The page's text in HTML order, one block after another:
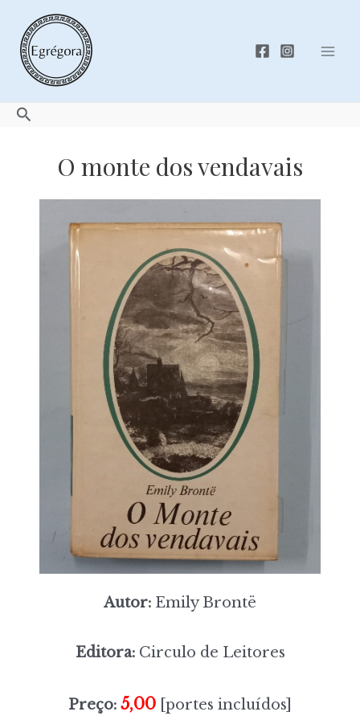
content
Search
O monte dos vendavais
Autor: Emily Brontë
Editora:Circulo de Leitores
Preço: 5,00 [portes incluídos]